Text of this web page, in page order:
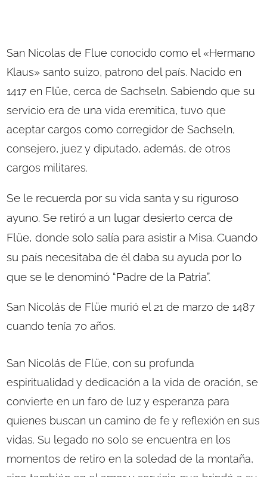
San Nicolas de Flue conocido como el «Hermano
Klaus» santo suizo, patrono del país. Nacido en
1417 en Flüe, cerca de Sachseln. Sabiendo que su
servicio era de una vida eremitica, tuvo que
aceptar cargos como corregidor de Sachseln,
consejero, juez y diputado, además, de otros
cargos militares.
Se le recuerda por su vida santa y su riguroso
ayuno. Se retiró a un lugar desierto cerca de
Flüe, donde solo salía para asistir a Misa. Cuando
su país necesitaba de él daba su ayuda por lo
que se le denominó “Padre de la Patria”.
San Nicolás de Flüe murió el 21 de marzo de 1487
cuando tenía 70 años.
San Nicolás de Flüe, con su profunda
espiritualidad y dedicación a la vida de oración, se
convierte en un faro de luz y esperanza para
quienes buscan un camino de fe y reflexión en sus
vidas. Su legado no solo se encuentra en los
momentos de retiro en la soledad de la montaña,